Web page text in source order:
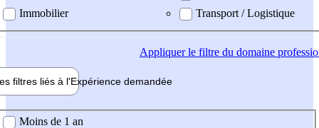
Immobilier
Transport / Logistique
Appliquerle filtre du domaine
filtres liés à l'Expérience demandée
demandée
Moins de 1 an